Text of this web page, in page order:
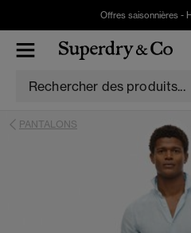
Offres saisonnières -
PANTALONS